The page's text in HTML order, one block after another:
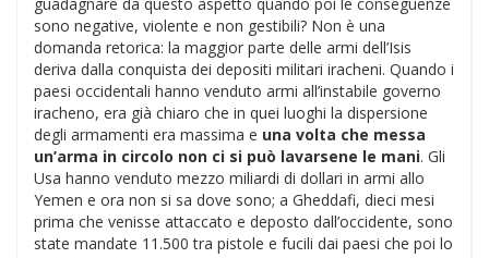
sono negative, violente e non gestibili? Non è una
domanda retorica: la maggior parte delle armi dell’Isis
deriva dalla conquista dei depositi militari iracheni. Quando i
paesi occidentali hanno venduto armi all’instabile governo
iracheno, era già chiaro che in quei luoghi la dispersione
degli armamenti era massima e una volta che messa
un’arma in circolo non ci si può lavarsene le mani. Gli
Usa hanno venduto mezzo miliardi di dollari in armi allo
Yemen e ora non si sa dove sono; a Gheddafi, dieci mesi
prima che venisse attaccato e deposto dall’occidente, sono
state mandate 11.500 tra pistole e fucili dai paesi che poi lo